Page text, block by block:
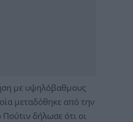
με υψηλόβαθμους
μεταδόθηκε από την
δήλωσε ότι οι